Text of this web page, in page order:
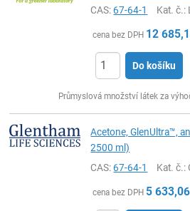
CAS:67-64-1 Kat. č.:
cena bez DPH 12
Do košíku
Průmyslová množství látek za
Acetone, GlenUltra™,
2500 ml)
CAS:67-64-1 Kat. č.:
cena bez DPH 5 633,06